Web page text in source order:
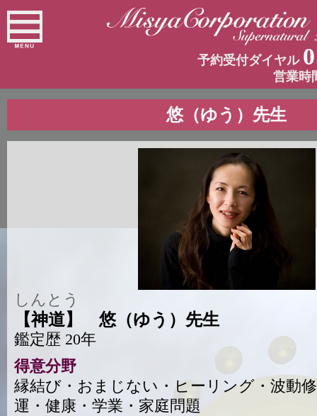
予約受付ダイヤル
営業時
悠（ゆう）先生
しんとう
【神道】 悠（ゆう）先生
鑑定歴 20年
得意分野
縁結び・おまじない・ヒーリング・波動
運・健康・学業・家庭問題